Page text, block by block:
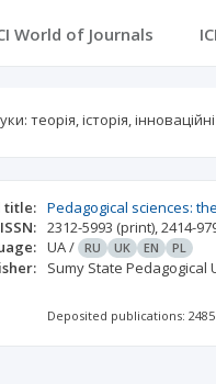
World of Journals
теорія, історія,
title: Pedagogical sciences:
ISSN: 2312-5993 (print),2414-
UA/ RU UK EN PL
Sumy State
Deposited publications: 2485